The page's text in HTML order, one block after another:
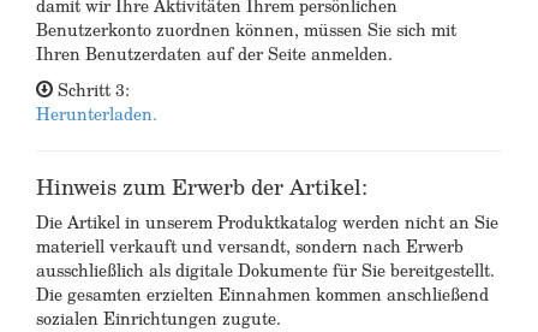
damit wir Ihre Aktivitäten Ihrem persönlichen
Benutzerkonto zuordnen können, müssen Sie sich mit
Ihren Benutzerdaten auf der Seite anmelden.
Schritt 3:
Herunterladen.
Hinweis zum Erwerb der Artikel:
Die Artikel in unserem Produktkatalog werden nicht an Sie
materiell verkauft und versandt, sondern nach Erwerb
ausschließlich als digitale Dokumente für Sie bereitgestellt.
Die gesamten erzielten Einnahmen kommen anschließend
sozialen Einrichtungen zugute.